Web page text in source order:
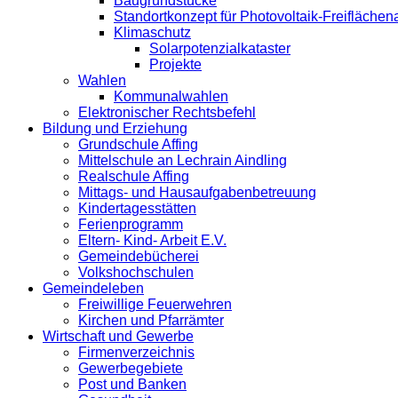
Standortkonzept für Photovoltaik-
Klimaschutz
Solarpotenzialkataster
Projekte
Wahlen
Kommunalwahlen
Elektronischer Rechtsbefehl
Bildung und Erziehung
Grundschule Affing
Mittelschule an Lechrain Aindling
Realschule Affing
Mittags- und Hausaufgabenbetreuung
Kindertagesstätten
Ferienprogramm
Eltern- Kind- Arbeit E.V.
Gemeindebücherei
Volkshochschulen
Gemeindeleben
Freiwillige Feuerwehren
Kirchen und Pfarrämter
Wirtschaft und Gewerbe
Firmenverzeichnis
Gewerbegebiete
Post und Banken